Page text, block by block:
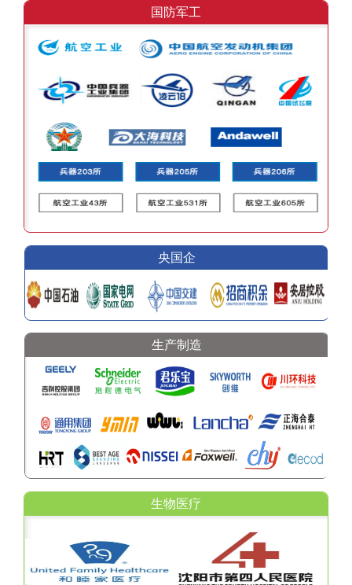
国防军工
央国企
生产制造
生物医疗